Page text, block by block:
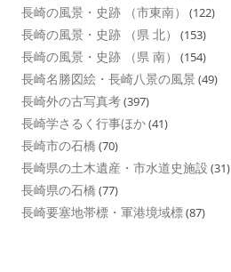
長崎の風景・史跡 （市東南） (122)
長崎の風景・史跡 （県 北） (153)
長崎の風景・史跡 （県 南） (154)
長崎名勝図絵・長崎八景の風景 (49)
長崎外の古写真考(397)
長崎学さるく行事ほか(41)
長崎市の石橋 (70)
長崎県の土木遺産・市水道史施設 (31)
長崎県の石橋 (77)
長崎要塞地帯標・軍港境域標(87)